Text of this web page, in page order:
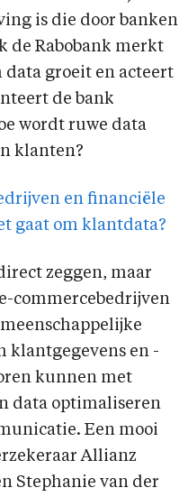
is die door banken
de Rabobank merkt
groeit en acteert
de bank
wordt ruwe data
klanten?
en financiële
gaat om klantdata?
zeggen, maar
commercebedrijven
klantgegevens en -
kunnen met
data optimaliseren
Een mooi
Allianz
Stephanie van der